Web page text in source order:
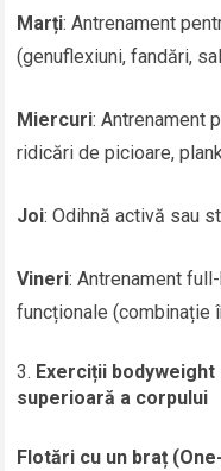
Marți: Antrenament
(genuflexiuni, fandări,
Miercuri: Antrenament
ridicări de picioare,
Joi: Odihnă activă sau
Vineri: Antrenament
funcționale (combinație
Exerciții
superioară a corpului
Flotări cu un braț